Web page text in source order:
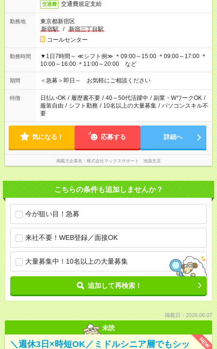
交通費 交通費規定支給
勤務地
東京都新宿区
新宿駅
/ 新宿三丁目駅
コールセンター
勤務時間
▼1日7時間～ ≪シフト例≫ ＊09:00～15:00 ＊09:00～17:00 ＊
10:00～16:00 ＊11:00～20:00 など
期間 ＜急募＞即日～ お気軽にご相談ください
特徴 日払いOK / 履歴書不要 / 40～50代活躍中 / 副業・WワークOK /
服装自由 / シフト勤務 / 10名以上の大量募集 / パソコンスキル不
要
気になる！ 応募する 詳細へ
掲載元企業名 株式会社マックスサポート 池袋支店
こちらの条件も追加しませんか？
今が狙い目！急募
来社不要！WEB登録／面接OK
大量募集中！10名以上の大量募集
追加して再検索！
掲載日：2026.08.07
未読
NEW
＼週休3日×時短OK／ミドルシニア層でもシッ